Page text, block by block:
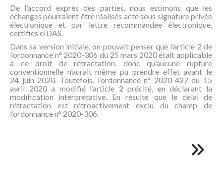
De l’accord exprès des parties, nous estimons que les
échanges pourraient être réalisés acte sous signature privée
électronique et par lettre recommandée électronique,
certifiés eIDAS.
Dans sa version initiale, on pouvait penser que l’article 2 de
l’ordonnance n° 2020-306 du 25 mars 2020 était applicable
à ce droit de rétractation, donc qu’aucune rupture
conventionnelle n’aurait même pu prendre effet avant le
24 juin 2020. Toutefois, l’ordonnance n° 2020-427 du 15
avril 2020 a modifié l’article 2 précité, en déclarant la
modification interprétative. En résulte que le délai de
rétractation est rétroactivement exclu du champ de
l’ordonnance n° 2020-306.